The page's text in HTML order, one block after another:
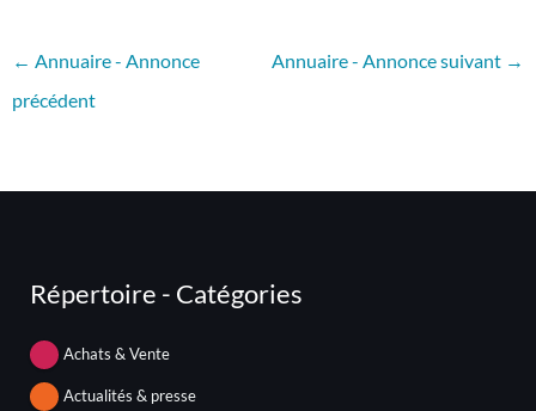
← Annuaire - Annonce
précédent
Annuaire - Annonce suivant →
Répertoire - Catégories
Achats & Vente
Actualités & presse